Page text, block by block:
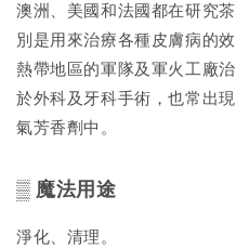
澳洲、美國和法國都在研究
別是用來治療各種皮膚病的
熱帶地區的軍隊及軍火工廠
於外科及牙科手術，也常出
氣芳香劑中。
▒ 魔法用途
淨化、清理。